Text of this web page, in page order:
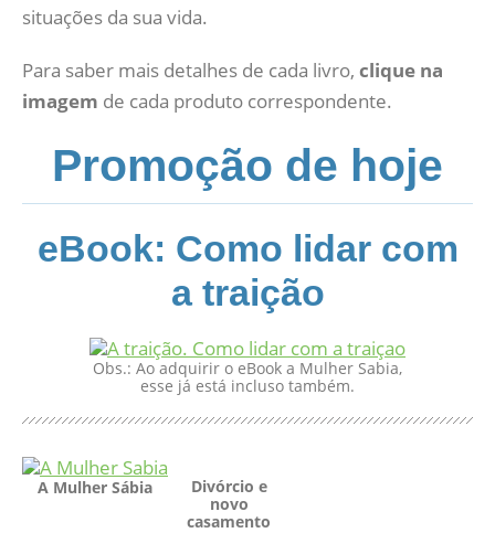
situações da sua vida.
Para saber mais detalhes de cada livro, clique na
imagem de cada produto correspondente.
Promoção de hoje
eBook: Como lidar com
a traição
Obs.: Ao adquirir o eBook a Mulher Sabia,
esse já está incluso também.
A Mulher Sábia
Divórcio e
novo
casamento